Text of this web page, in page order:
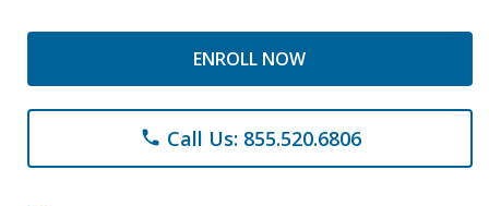
ENROLL NOW
phone Call Us: 855.520.6806